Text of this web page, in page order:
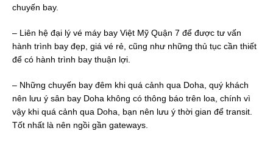
chuyến bay.
– Liên hệ đại lý vé máy bay Việt Mỹ Quận 7 để được tư vấn
hành trình bay đẹp, giá vé rẻ, cũng như những thủ tục cần thiết
để có hành trình bay thuận lợi.
– Những chuyến bay đêm khi quá cảnh qua Doha, quý khách
nên lưu ý sân bay Doha không có thông báo trên loa, chính vì
vậy khi quá cảnh qua Doha, bạn nên lưu ý thời gian để transit.
Tốt nhất là nên ngồi gần gateways.